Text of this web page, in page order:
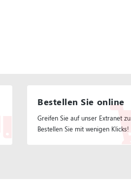
Bestellen Sie online
Greifen Sie auf unser Extranet zu.
Bestellen Sie mit wenigen Klicks!